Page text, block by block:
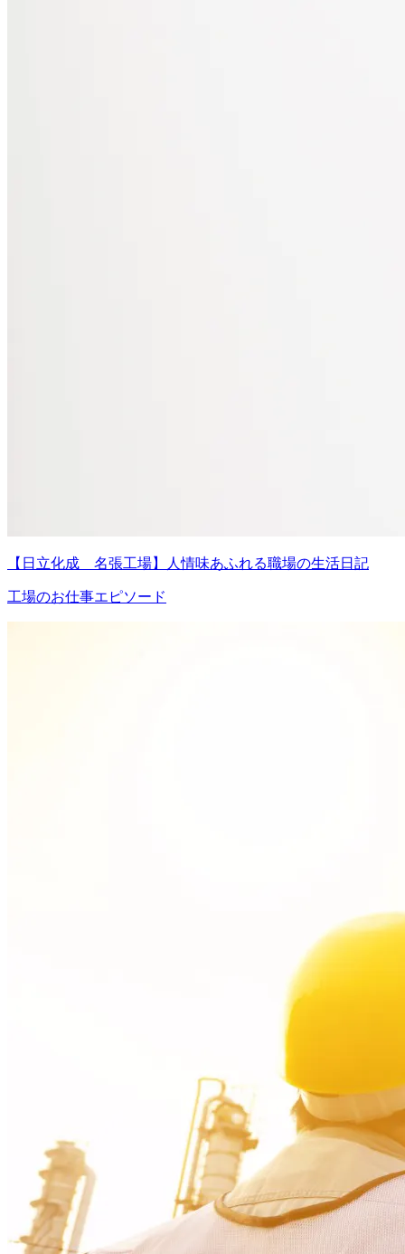
【日立化成 名張工場】人情味あふれる職場の生活日記
工場のお仕事エピソード